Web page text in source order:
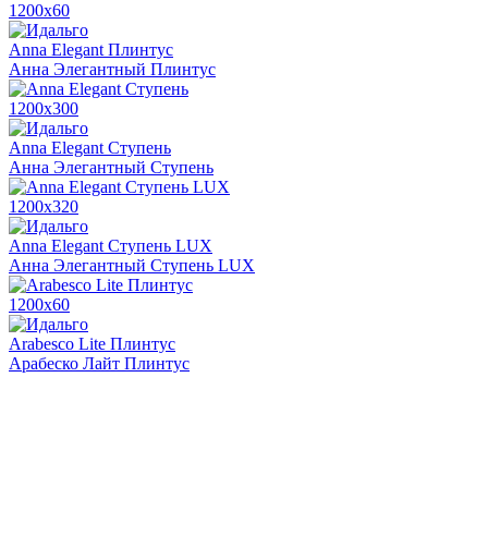
1200х60
Anna Elegant Плинтус
Анна Элегантный Плинтус
1200х300
Anna Elegant Ступень
Анна Элегантный Ступень
1200х320
Anna Elegant Ступень LUX
Анна Элегантный Ступень LUX
1200х60
Arabesco Lite Плинтус
Арабеско Лайт Плинтус